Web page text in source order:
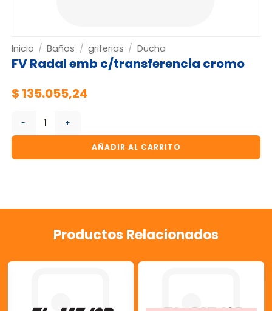
Inicio / Baños / griferias / Ducha
FV Radal emb c/transferencia cromo
$ 135.055,24
FV Radal emb c/transferencia cromo cantidad
AÑADIR AL CARRITO
Productos Relacionados